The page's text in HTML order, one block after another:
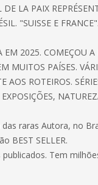
LA PAIX
"SUISSE E
2025. COMEÇOU A
MUITOS PAÍSES.
ROTEIROS.
raras Autora, no
BEST SELLER.
Tem